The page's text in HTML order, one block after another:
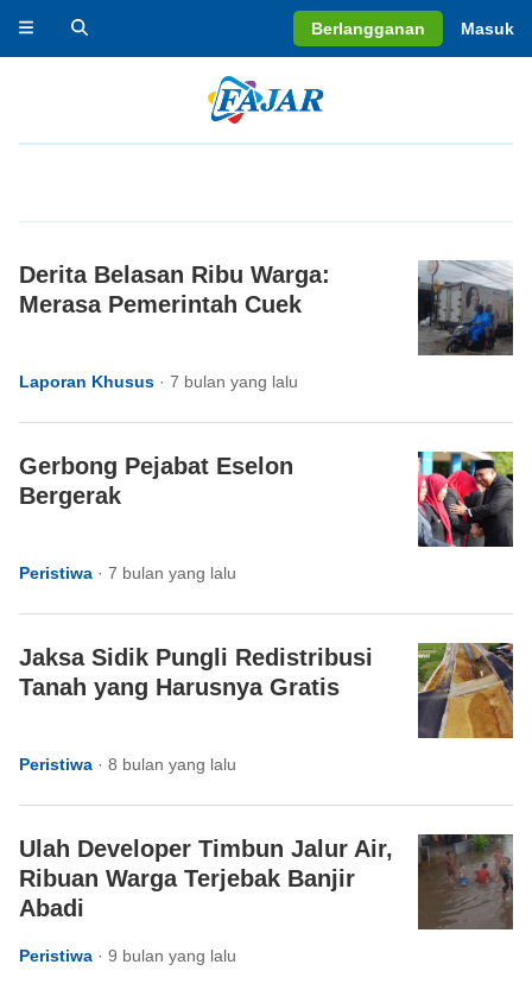
Berlangganan Masuk
Derita Belasan Ribu Warga:
Merasa Pemerintah Cuek
Laporan Khusus · 7 bulan yang lalu
Gerbong Pejabat Eselon
Bergerak
Peristiwa · 7 bulan yang lalu
Jaksa Sidik Pungli Redistribusi
Tanah yang Harusnya Gratis
Peristiwa · 8 bulan yang lalu
Ulah Developer Timbun Jalur Air,
Ribuan Warga Terjebak Banjir
Abadi
Peristiwa · 9 bulan yang lalu